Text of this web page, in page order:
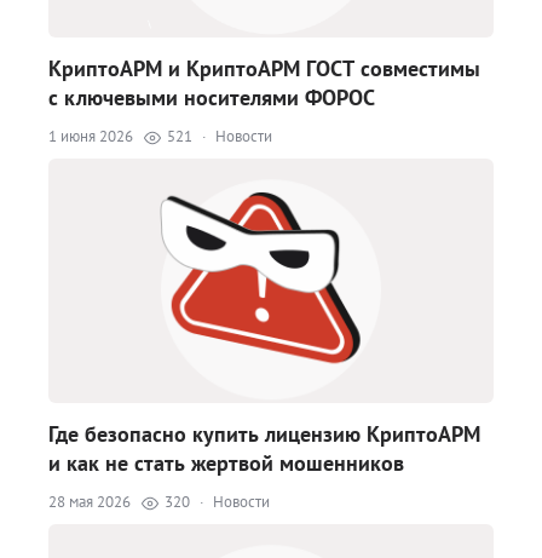
КриптоАРМ и КриптоАРМ ГОСТ совместимы
с ключевыми носителями ФОРОС
1 июня 2026 521 · Новости
Где безопасно купить лицензию КриптоАРМ
и как не стать жертвой мошенников
28 мая 2026 320 · Новости